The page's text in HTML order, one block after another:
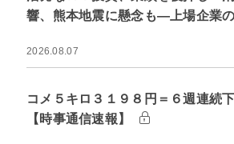
響、熊本地震に懸念も―上場企業
2026.08.07
コメ５キロ３１９８円＝６週連続
【時事通信速報】